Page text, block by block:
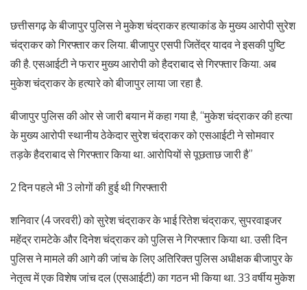
छत्तीसगढ़ के बीजापुर पुलिस ने मुकेश चंद्राकर हत्याकांड के मुख्य आरोपी सुरेश
चंद्राकर को गिरफ्तार कर लिया. बीजापुर एसपी जितेंद्र यादव ने इसकी पुष्टि
की है. एसआईटी ने फरार मुख्य आरोपी को हैदराबाद से गिरफ्तार किया. अब
मुकेश चंद्राकर के हत्यारे को बीजापुर लाया जा रहा है.
बीजापुर पुलिस की ओर से जारी बयान में कहा गया है, “मुकेश चंद्राकर की हत्या
के मुख्य आरोपी स्थानीय ठेकेदार सुरेश चंद्राकर को एसआईटी ने सोमवार
तड़के हैदराबाद से गिरफ्तार किया था. आरोपियों से पूछताछ जारी है”
2 दिन पहले भी 3 लोगों की हुई थी गिरफ्तारी
शनिवार (4 जरवरी) को सुरेश चंद्राकर के भाई रितेश चंद्राकर, सुपरवाइजर
महेंद्र रामटेके और दिनेश चंद्राकर को पुलिस ने गिरफ्तार किया था. उसी दिन
पुलिस ने मामले की आगे की जांच के लिए अतिरिक्त पुलिस अधीक्षक बीजापुर के
नेतृत्व में एक विशेष जांच दल (एसआईटी) का गठन भी किया था. 33 वर्षीय मुकेश